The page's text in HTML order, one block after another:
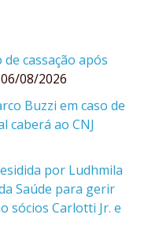
cassação após
06/08/2026
Buzzi em caso de
caberá ao CNJ
por Ludhmila
Saúde para gerir
sócios Carlotti Jr. e